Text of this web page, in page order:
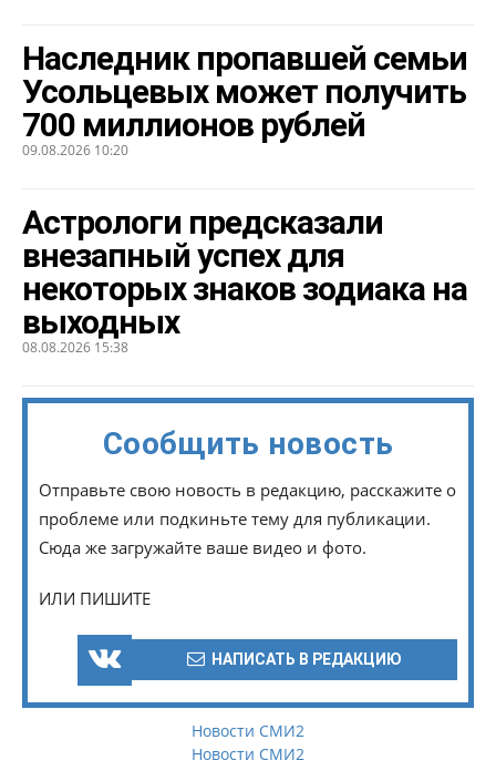
Наследник пропавшей семьи
Усольцевых может получить
700 миллионов рублей
09.08.2026 10:20
Астрологи предсказали
внезапный успех для
некоторых знаков зодиака на
выходных
08.08.2026 15:38
Сообщить новость
Отправьте свою новость в редакцию, расскажите о
проблеме или подкиньте тему для публикации.
Сюда же загружайте ваше видео и фото.
ИЛИ ПИШИТЕ
НАПИСАТЬ В РЕДАКЦИЮ
Новости СМИ2
Новости СМИ2